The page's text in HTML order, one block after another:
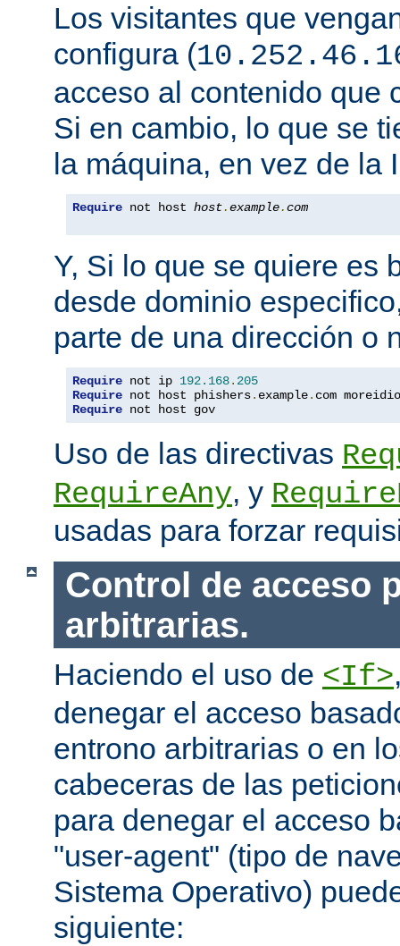
Los visitantes que
configura (
acceso al contenido que
Si en cambio, lo que se
la máquina, en vez de la
Require not host host.example.com
Y, Si lo que se quiere es
desde dominio
parte de una dirección o
Require not ip 192.168. 205
Require not host phishers. example. com
Require not host gov
Uso de las directivas
RequireAny, y
usadas para forzar
Control de acceso
arbitrarias.
Haciendo el uso de <If>
denegar el acceso
entrono arbitrarias o en
cabeceras de las
para denegar el acceso
"user-agent" (tipo de
Sistema Operativo)
siguiente: